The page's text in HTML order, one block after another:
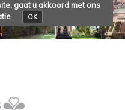
gaat u akkoord met ons
OK